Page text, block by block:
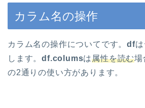
カラム名の操作
カラム名の操作についてです。dfは
します。df.columsは属性を読む場
の2通りの使い方があります。